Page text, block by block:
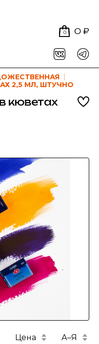
0 0 ₽
2,5 МЛ, ШТУЧНО
кюветах
Цена А–Я